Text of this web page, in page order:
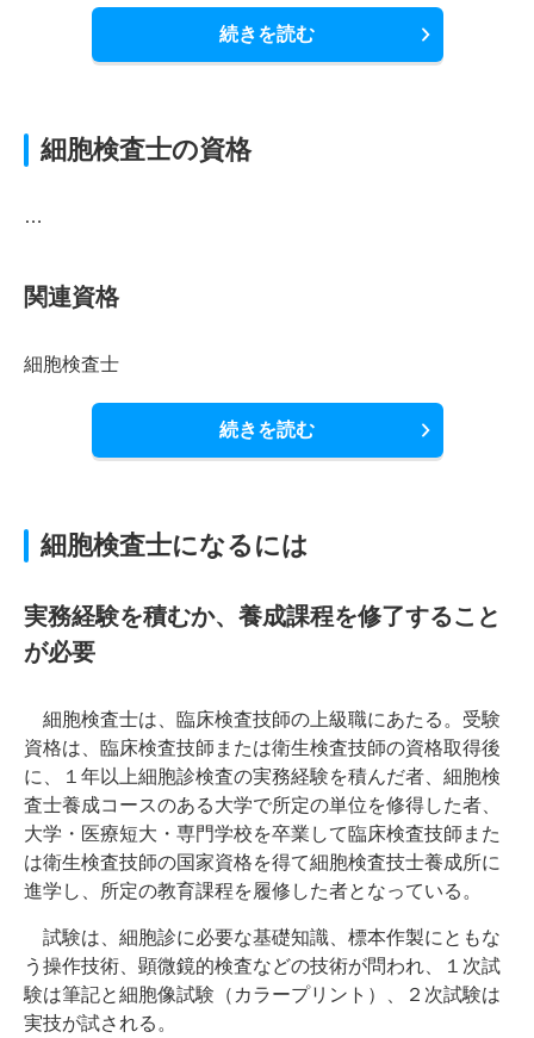
続きを読む
細胞検査士の資格
…
関連資格
細胞検査士
続きを読む
細胞検査士になるには
実務経験を積むか、養成課程を修了すること
が必要
細胞検査士は、臨床検査技師の上級職にあたる。受験
資格は、臨床検査技師または衛生検査技師の資格取得後
に、１年以上細胞診検査の実務経験を積んだ者、細胞検
査士養成コースのある大学で所定の単位を修得した者、
大学・医療短大・専門学校を卒業して臨床検査技師また
は衛生検査技師の国家資格を得て細胞検査技士養成所に
進学し、所定の教育課程を履修した者となっている。
試験は、細胞診に必要な基礎知識、標本作製にともな
う操作技術、顕微鏡的検査などの技術が問われ、１次試
験は筆記と細胞像試験（カラープリント）、２次試験は
実技が試される。